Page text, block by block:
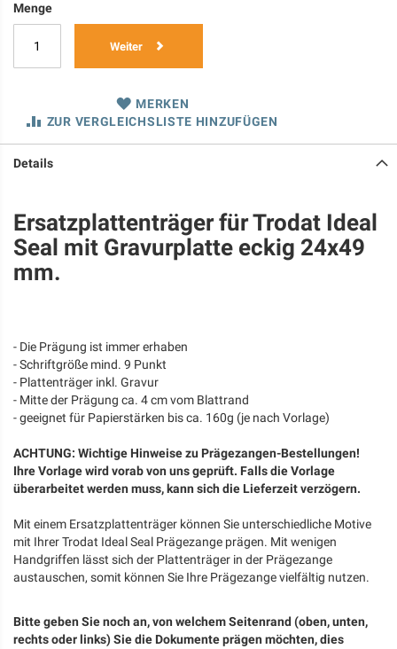
Menge
Weiter
MERKEN
ZUR VERGLEICHSLISTE HINZUFÜGEN
Details
Ersatzplattenträger für Trodat Ideal
Seal mit Gravurplatte eckig 24x49
mm.
- Die Prägung ist immer erhaben
- Schriftgröße mind. 9 Punkt
- Plattenträger inkl. Gravur
- Mitte der Prägung ca. 4 cm vom Blattrand
- geeignet für Papierstärken bis ca. 160g (je nach Vorlage)
ACHTUNG: Wichtige Hinweise zu Prägezangen-Bestellungen!
Ihre Vorlage wird vorab von uns geprüft. Falls die Vorlage
überarbeitet werden muss, kann sich die Lieferzeit verzögern.
Mit einem Ersatzplattenträger können Sie unterschiedliche Motive
mit Ihrer Trodat Ideal Seal Prägezange prägen. Mit wenigen
Handgriffen lässt sich der Plattenträger in der Prägezange
austauschen, somit können Sie Ihre Prägezange vielfältig nutzen.
Bitte geben Sie noch an, von welchem Seitenrand (oben, unten,
rechts oder links) Sie die Dokumente prägen möchten, dies